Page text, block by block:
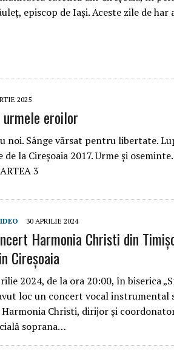
episcop de Iaşi. Aceste zile de har
2025
urmele eroilor
noi. Sânge vărsat pentru libertate.
la Cireșoaia 2017. Urme și oseminte.
3
30 APRILIE 2024
Harmonia Christi din
Cireșoaia
2024, de la ora 20:00, în biserica
loc un concert vocal instrumental
Christi, dirijor și
soprana…